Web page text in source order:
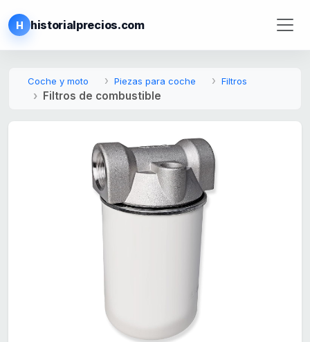
H historialprecios.com
Coche y moto Piezas para coche Filtros
Filtros de combustible